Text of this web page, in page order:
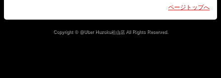
ページトップへ
Copyright © @Uber Huzoku松山店 All Rights Reserved.